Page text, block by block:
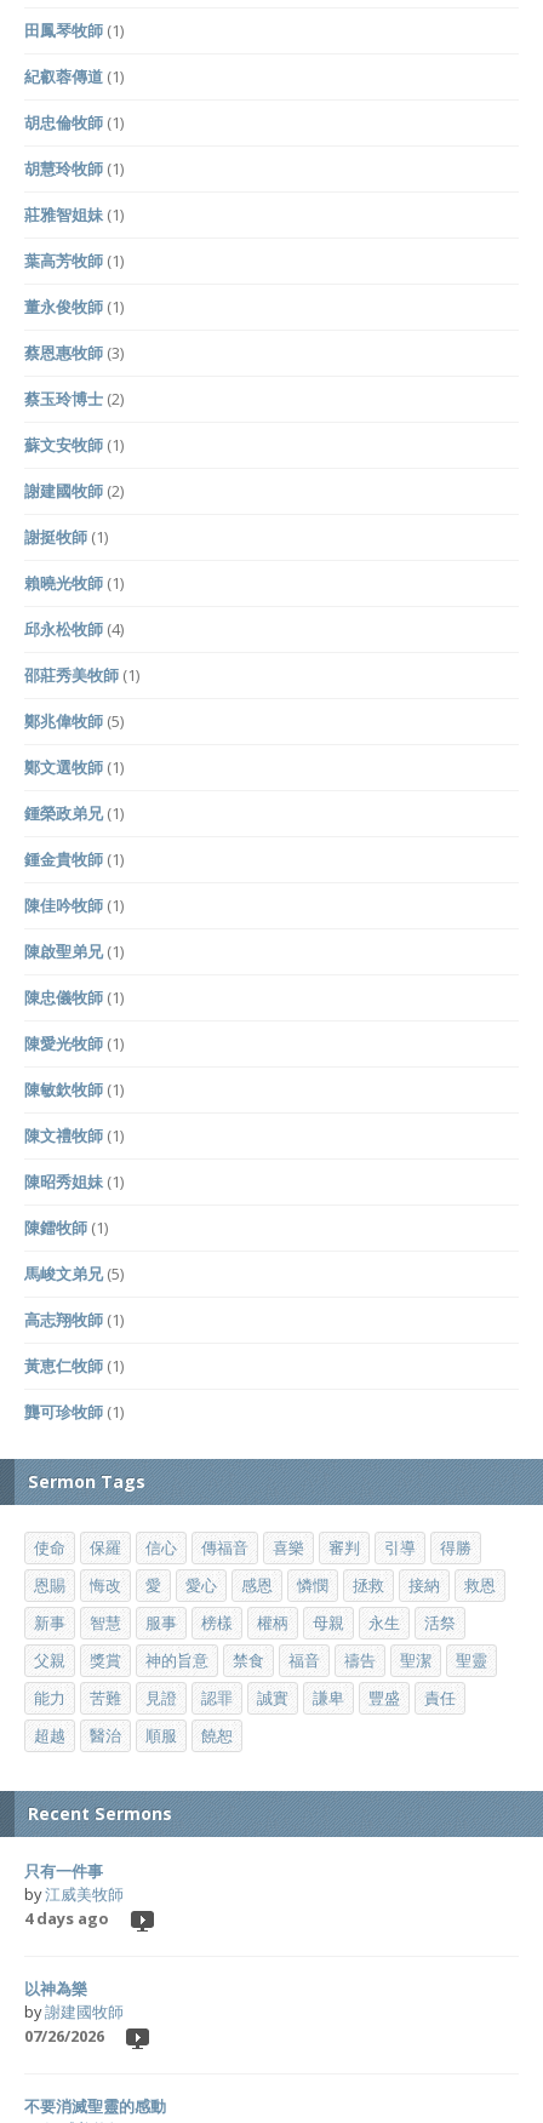
田鳳琴牧師 (1)
紀叡蓉傳道 (1)
胡忠倫牧師 (1)
胡慧玲牧師 (1)
莊雅智姐妹 (1)
葉高芳牧師 (1)
董永俊牧師 (1)
蔡恩惠牧師 (3)
蔡玉玲博士 (2)
蘇文安牧師 (1)
謝建國牧師 (2)
謝挺牧師 (1)
賴曉光牧師 (1)
邱永松牧師 (4)
邵莊秀美牧師 (1)
鄭兆偉牧師 (5)
鄭文選牧師 (1)
鍾榮政弟兄(1)
鍾金貴牧師 (1)
陳佳吟牧師 (1)
陳啟聖弟兄(1)
陳忠儀牧師 (1)
陳愛光牧師 (1)
陳敏欽牧師 (1)
陳文禮牧師 (1)
陳昭秀姐妹 (1)
陳鐳牧師 (1)
馬峻文弟兄(5)
高志翔牧師 (1)
黃恵仁牧師 (1)
龔可珍牧師 (1)
Sermon Tags
使命 保羅 信心 傳福音 喜樂 審判 引導
得勝
恩賜
悔改 愛 愛心 感恩 憐憫 拯救 接納
救恩
新事
智慧 服事 榜樣 權柄 母親 永生
活祭
父親
獎賞 神的旨意 禁食 福音 禱告 聖潔
聖靈
能力
苦難 見證 認罪 誠實 謙卑 豐盛
責任
超越
醫治 順服 饒恕
Recent Sermons
只有一件事
by江威美牧師
4 days ago
以神為樂
by謝建國牧師
07/26/2026
不要消滅聖靈的感動